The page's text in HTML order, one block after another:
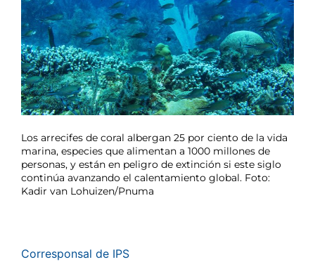
Los arrecifes de coral albergan 25 por ciento de la vida
marina, especies que alimentan a 1000 millones de
personas, y están en peligro de extinción si este siglo
continúa avanzando el calentamiento global. Foto:
Kadir van Lohuizen/Pnuma
Corresponsal de IPS